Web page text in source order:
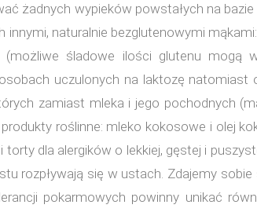
żadnych wypieków powstałych na bazie
innymi, naturalnie bezglutenowymi
(możliwe śladowe ilości glutenu mogą
uczulonych na laktozę natomiast
zamiast mleka i jego pochodnych
roślinne: mleko kokosowe i olej
dla alergików o lekkiej, gęstej i
rozpływają się w ustach. Zdajemy
pokarmowych powinny unikać